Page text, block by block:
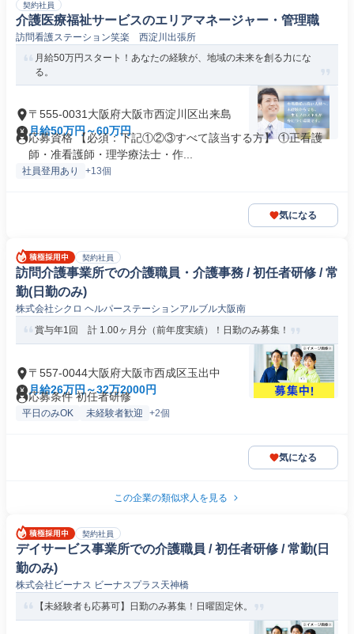
契約社員
介護医療福祉サービスのエリアマネージャー・管理職
訪問看護ステーション笑楽 西淀川出張所
月給50万円スタート！あなたの経験が、地域の未来を創る力にな
る。
〒555-0031大阪府大阪市西淀川区出来島
月給50万円～60万円
応募資格 【必須：下記①②③すべて該当する方】 ①正看護
師・准看護師・理学療法士・作...
社員登用あり +13個
気になる
契約社員
訪問介護事業所での介護職員・介護事務 / 初任者研修 / 常
勤(日勤のみ)
株式会社シクロ ヘルパーステーションアルブル大阪南
賞与年1回 計 1.00ヶ月分（前年度実績）！日勤のみ募集！
〒557-0044大阪府大阪市西成区玉出中
月給26万円～32万2000円
応募条件 初任者研修
平日のみOK 未経験者歓迎 +2個
気になる
この企業の類似求人を見る
契約社員
デイサービス事業所での介護職員 / 初任者研修 / 常勤(日
勤のみ)
株式会社ビーナス ビーナスプラス天神橋
【未経験者も応募可】日勤のみ募集！日曜固定休。